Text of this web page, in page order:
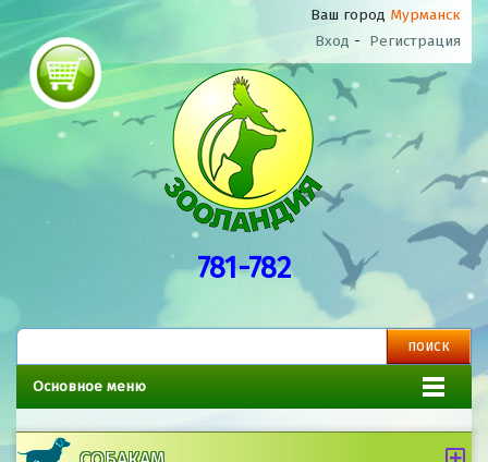
Ваш город Мурманск
Вход - Регистрация
781-782
Основное меню